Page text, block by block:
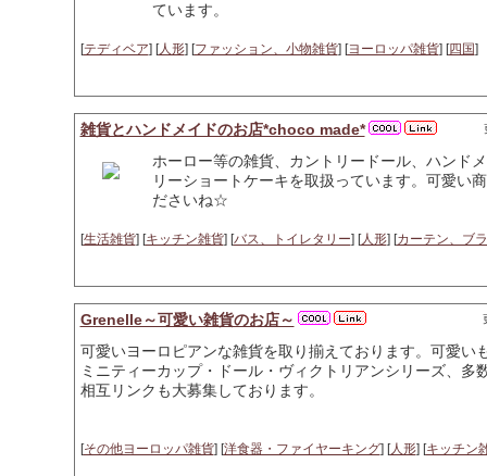
ています。
[テディベア] [人形] [ファッション、小物雑貨] [ヨーロッパ雑貨] [四国]
雑貨とハンドメイドのお店*choco made*
ホーロー等の雑貨、カントリードール、ハンド
リーショートケーキを取扱っています。可愛い
ださいね☆
[生活雑貨] [キッチン雑貨] [バス、トイレタリー] [人形] [カーテン、ブ
Grenelle～可愛い雑貨のお店～
可愛いヨーロピアンな雑貨を取り揃えております。可愛い
ミニティーカップ・ドール・ヴィクトリアンシリーズ、多
相互リンクも大募集しております。
[その他ヨーロッパ雑貨] [洋食器・ファイヤーキング] [人形] [キッチン